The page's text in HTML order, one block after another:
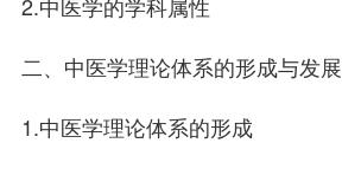
二、中医学理论体系的形成与发展
1.中医学理论体系的形成